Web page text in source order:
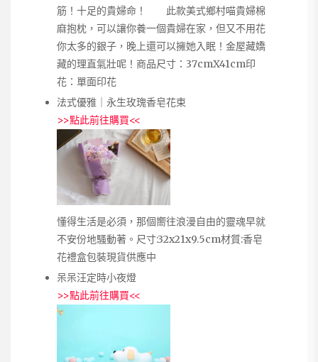
筋！十足的貴婦命！ 此款美式鄉村喵貴婦棉
麻抱枕，可以讓你養一個貴婦在家，但又不用花
你太多的銀子，晚上還可以擁她入眠！金屋藏嬌
藏的理直氣壯呢！商品尺寸：37cmX41cm印
花：單面印花
法式優雅｜永生玫瑰香皂花束
>>點此前往購買<<
懂得生活是必須，那個嚮往浪漫自由的靈魂早就
不安份地騷動著。尺寸:32x21x9.5cm材質:香皂
花禮盒包裝現貨供應中
呆呆汪定時小夜燈
>>點此前往購買<<